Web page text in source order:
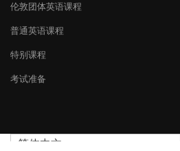
伦敦团体英语课程
普通英语课程
特别课程
考试准备
简体中文